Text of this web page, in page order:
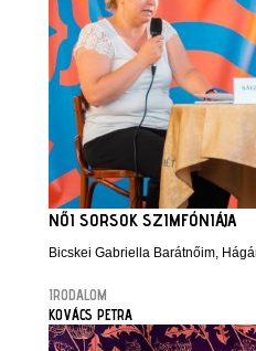
NŐI SORSOK SZIMFÓNIÁJA
Bicskei Gabriella Barátnőim,
IRODALOM
KOVÁCS PETRA